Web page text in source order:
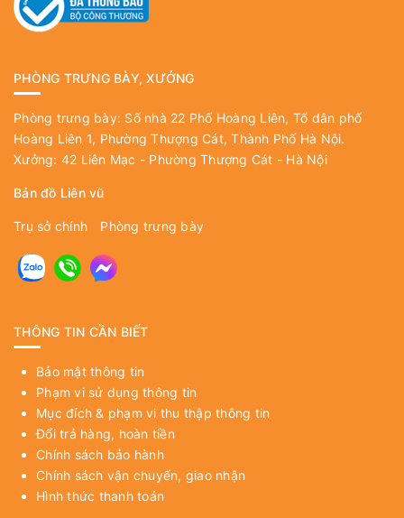
PHÒNG TRƯNG BÀY, XƯỞNG
Phòng trưng bày: Số nhà 22 Phố Hoàng Liên, Tổ dân phố
Hoàng Liên 1, Phường Thượng Cát, Thành Phố Hà Nội.
Xưởng: 42 Liên Mạc - Phường Thượng Cát - Hà Nội
Bản đồ Liên vũ
Trụ sở chính Phòng trưng bày
THÔNG TIN CẦN BIẾT
Bảo mật thông tin
Phạm vi sử dụng thông tin
Mục đích & phạm vi thu thập thông tin
Đổi trả hàng, hoàn tiền
Chính sách bảo hành
Chính sách vận chuyển, giao nhận
Hình thức thanh toán